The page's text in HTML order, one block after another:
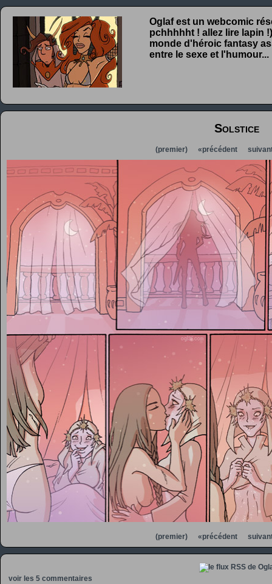
Oglaf est un webcomic
pchhhhht ! allez lire lapin
monde d'héroic fantasy
entre le sexe et l'humour...
Solstice
(premier) «précédent
(premier) «précédent
voir les 5 commentaires